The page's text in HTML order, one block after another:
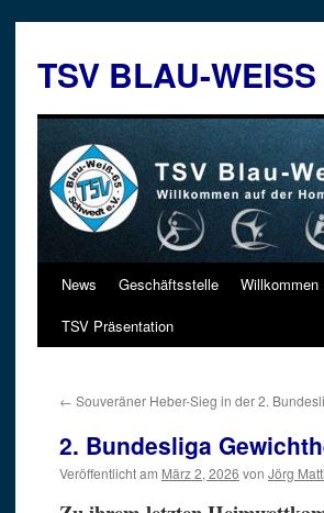
springen
TSV BLAU-
News Geschäftsstelle Willkommen
TSV Präsentation
← Souveräner Heber-Sieg in der 2.
2. Bundesliga
Veröffentlicht am März 2, 2026 von Jörg